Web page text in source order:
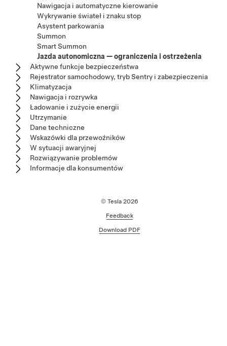
Nawigacja i automatyczne kierowanie
Wykrywanie świateł i znaku stop
Asystent parkowania
Summon
Smart Summon
Jazda autonomiczna — ograniczenia i ostrzeżenia
Aktywne funkcje bezpieczeństwa
Rejestrator samochodowy, tryb Sentry i zabezpieczenia
Klimatyzacja
Nawigacja i rozrywka
Ładowanie i zużycie energii
Utrzymanie
Dane techniczne
Wskazówki dla przewoźników
W sytuacji awaryjnej
Rozwiązywanie problemów
Informacje dla konsumentów
© Tesla 2026
Feedback
Download PDF